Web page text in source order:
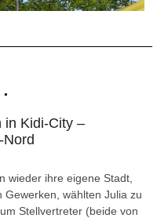
in Kidi-City –
Nord
wieder ihre eigene Stadt,
wählten Julia zu
Stellvertreter (beide von